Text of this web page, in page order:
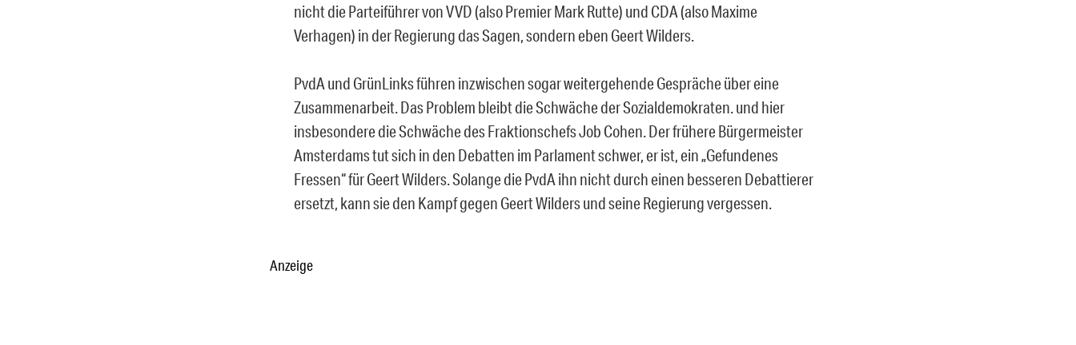
nicht die Parteiführer von VVD (also Premier Mark Rutte) und CDA (also Maxime
Verhagen) in der Regierung das Sagen, sondern eben Geert Wilders.
PvdA und GrünLinks führen inzwischen sogar weitergehende Gespräche über eine
Zusammenarbeit. Das Problem bleibt die Schwäche der Sozialdemokraten. und hier
insbesondere die Schwäche des Fraktionschefs Job Cohen. Der frühere Bürgermeister
Amsterdams tut sich in den Debatten im Parlament schwer, er ist, ein „Gefundenes
Fressen“ für Geert Wilders. Solange die PvdA ihn nicht durch einen besseren Debattierer
ersetzt, kann sie den Kampf gegen Geert Wilders und seine Regierung vergessen.
Anzeige